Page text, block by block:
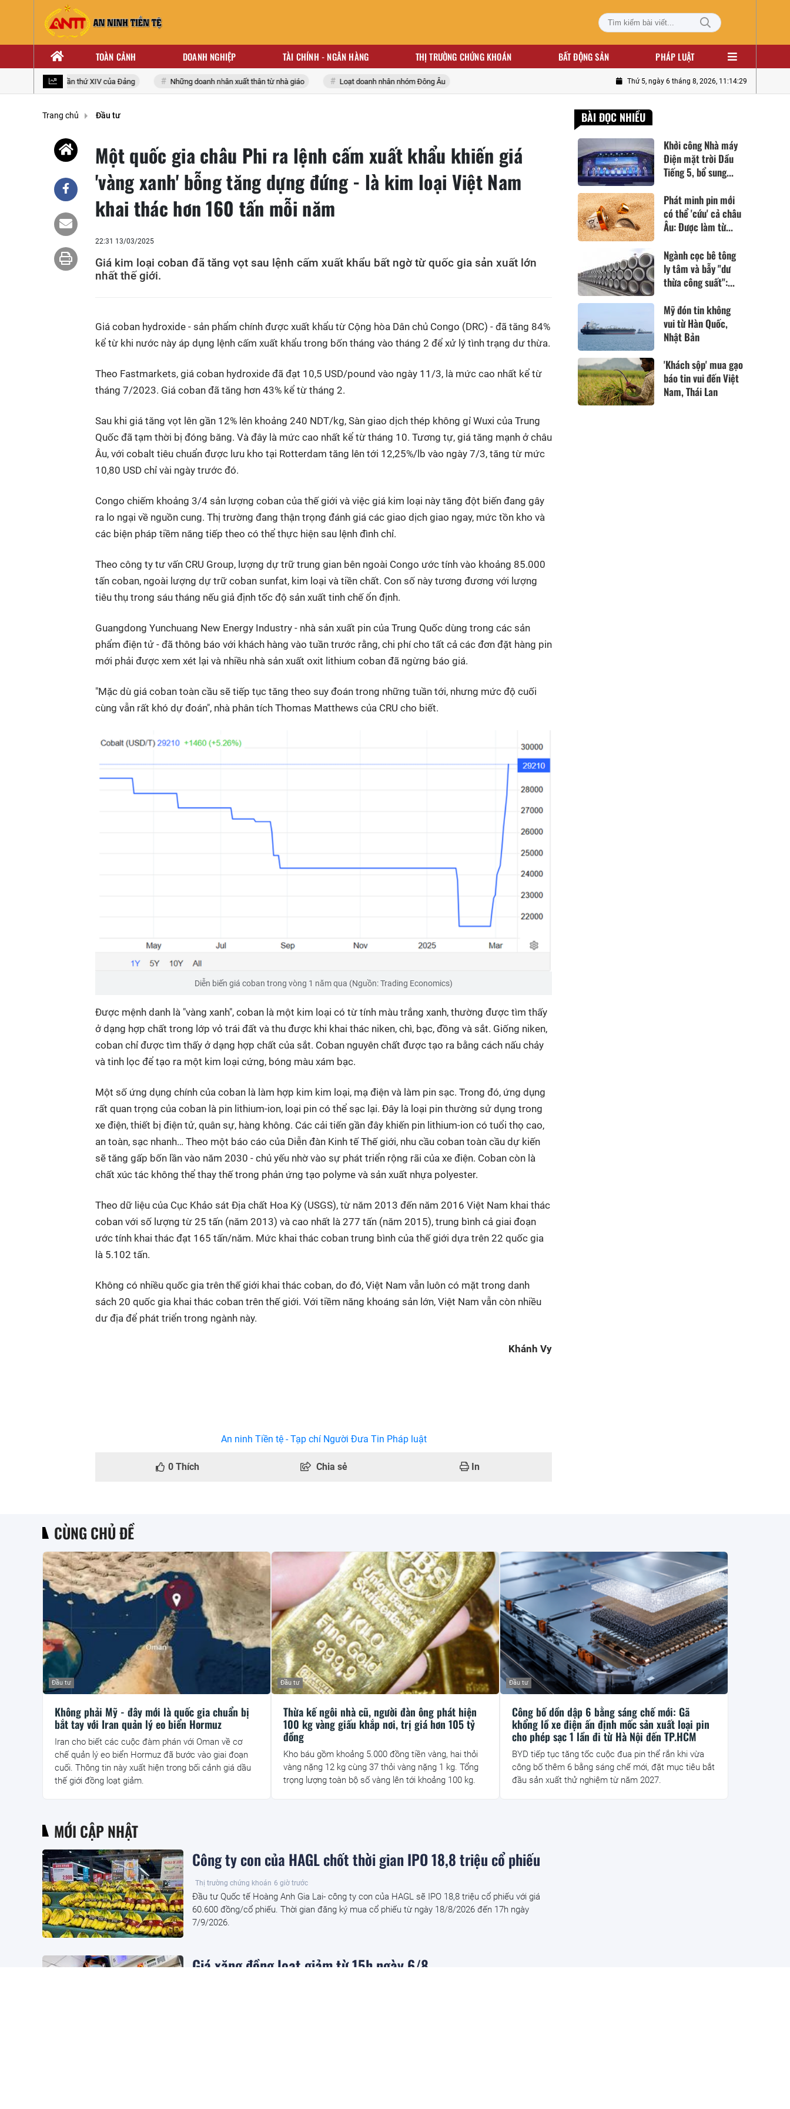
TOÀN CẢNH DOANH NGHIỆP TÀI CHÍNH - NGÂN HÀNG THỊ TRƯỜNG CHỨNG KHOÁN BẤT ĐỘNG SẢN PHÁP LUẬT
toàn quốc lần thứ XIV của Đảng Những doanh nhân xuất thân từ nhà giáo Loạt doanh nhân nhóm Đông Âu Thứ 5, ngày 6 tháng 8, 2026, 11:14:30
Trang chủ Đầu tư
Một quốc gia châu Phi ra lệnh cấm xuất khẩu khiến giá
'vàng xanh' bỗng tăng dựng đứng - là kim loại Việt Nam
khai thác hơn 160 tấn mỗi năm
22:31 13/03/2025
Giá kim loại coban đã tăng vọt sau lệnh cấm xuất khẩu bất ngờ từ quốc gia sản xuất lớn
nhất thế giới.
Giá coban hydroxide - sản phẩm chính được xuất khẩu từ Cộng hòa Dân chủ Congo (DRC) - đã tăng 84%
kể từ khi nước này áp dụng lệnh cấm xuất khẩu trong bốn tháng vào tháng 2 để xử lý tình trạng dư thừa.
Theo Fastmarkets, giá coban hydroxide đã đạt 10,5 USD/pound vào ngày 11/3, là mức cao nhất kể từ
tháng 7/2023. Giá coban đã tăng hơn 43% kể từ tháng 2.
Sau khi giá tăng vọt lên gần 12% lên khoảng 240 NDT/kg, Sàn giao dịch thép không gỉ Wuxi của Trung
Quốc đã tạm thời bị đóng băng. Và đây là mức cao nhất kể từ tháng 10. Tương tự, giá tăng mạnh ở châu
Âu, với cobalt tiêu chuẩn được lưu kho tại Rotterdam tăng lên tới 12,25%/lb vào ngày 7/3, tăng từ mức
10,80 USD chỉ vài ngày trước đó.
Congo chiếm khoảng 3/4 sản lượng coban của thế giới và việc giá kim loại này tăng đột biến đang gây
ra lo ngại về nguồn cung. Thị trường đang thận trọng đánh giá các giao dịch giao ngay, mức tồn kho và
các biện pháp tiềm năng tiếp theo có thể thực hiện sau lệnh đình chỉ.
Theo công ty tư vấn CRU Group, lượng dự trữ trung gian bên ngoài Congo ước tính vào khoảng 85.000
tấn coban, ngoài lượng dự trữ coban sunfat, kim loại và tiền chất. Con số này tương đương với lượng
tiêu thụ trong sáu tháng nếu giả định tốc độ sản xuất tinh chế ổn định.
Guangdong Yunchuang New Energy Industry - nhà sản xuất pin của Trung Quốc dùng trong các sản
phẩm điện tử - đã thông báo với khách hàng vào tuần trước rằng, chi phí cho tất cả các đơn đặt hàng pin
mới phải được xem xét lại và nhiều nhà sản xuất oxit lithium coban đã ngừng báo giá.
"Mặc dù giá coban toàn cầu sẽ tiếp tục tăng theo suy đoán trong những tuần tới, nhưng mức độ cuối
cùng vẫn rất khó dự đoán", nhà phân tích Thomas Matthews của CRU cho biết.
Diễn biến giá coban trong vòng 1 năm qua (Nguồn: Trading Economics)
Được mệnh danh là "vàng xanh", coban là một kim loại có từ tính màu trắng xanh, thường được tìm thấy
ở dạng hợp chất trong lớp vỏ trái đất và thu được khi khai thác niken, chì, bạc, đồng và sắt. Giống niken,
coban chỉ được tìm thấy ở dạng hợp chất của sắt. Coban nguyên chất được tạo ra bằng cách nấu chảy
và tinh lọc để tạo ra một kim loại cứng, bóng màu xám bạc.
Một số ứng dụng chính của coban là làm hợp kim kim loại, mạ điện và làm pin sạc. Trong đó, ứng dụng
rất quan trọng của coban là pin lithium-ion, loại pin có thể sạc lại. Đây là loại pin thường sử dụng trong
xe điện, thiết bị điện tử, quân sự, hàng không. Các cải tiến gần đây khiến pin lithium-ion có tuổi thọ cao,
an toàn, sạc nhanh… Theo một báo cáo của Diễn đàn Kinh tế Thế giới, nhu cầu coban toàn cầu dự kiến
sẽ tăng gấp bốn lần vào năm 2030 - chủ yếu nhờ vào sự phát triển rộng rãi của xe điện. Coban còn là
chất xúc tác không thể thay thế trong phản ứng tạo polyme và sản xuất nhựa polyester.
Theo dữ liệu của Cục Khảo sát Địa chất Hoa Kỳ (USGS), từ năm 2013 đến năm 2016 Việt Nam khai thác
coban với số lượng từ 25 tấn (năm 2013) và cao nhất là 277 tấn (năm 2015), trung bình cả giai đoạn
ước tính khai thác đạt 165 tấn/năm. Mức khai thác coban trung bình của thế giới dựa trên 22 quốc gia
là 5.102 tấn.
Không có nhiều quốc gia trên thế giới khai thác coban, do đó, Việt Nam vẫn luôn có mặt trong danh
sách 20 quốc gia khai thác coban trên thế giới. Với tiềm năng khoáng sản lớn, Việt Nam vẫn còn nhiều
dư địa để phát triển trong ngành này.
Khánh Vy
An ninh Tiền tệ - Tạp chí Người Đưa Tin Pháp luật
0 Thích Chia sẻ In
BÀI ĐỌC NHIỀU
Khởi công Nhà máy
Điện mặt trời Dầu
Tiếng 5, bổ sung...
Phát minh pin mới
có thể 'cứu' cả châu
Âu: Được làm từ...
Ngành cọc bê tông
ly tâm và bẫy "dư
thừa công suất":...
Mỹ đón tin không
vui từ Hàn Quốc,
Nhật Bản
'Khách sộp' mua gạo
báo tin vui đến Việt
Nam, Thái Lan
CÙNG CHỦ ĐỀ
Không phải Mỹ - đây mới là quốc gia chuẩn bị
bắt tay với Iran quản lý eo biển Hormuz
Đầu tư
Iran cho biết các cuộc đàm phán với Oman về cơ
chế quản lý eo biển Hormuz đã bước vào giai đoạn
cuối. Thông tin này xuất hiện trong bối cảnh giá dầu
thế giới đồng loạt giảm.
Thừa kế ngôi nhà cũ, người đàn ông phát hiện
100 kg vàng giấu khắp nơi, trị giá hơn 105 tỷ
đồng
Đầu tư
Kho báu gồm khoảng 5.000 đồng tiền vàng, hai thỏi
vàng nặng 12 kg cùng 37 thỏi vàng nặng 1 kg. Tổng
trọng lượng toàn bộ số vàng lên tới khoảng 100 kg.
Công bố dồn dập 6 bằng sáng chế mới: Gã
khổng lồ xe điện ấn định mốc sản xuất loại pin
cho phép sạc 1 lần đi từ Hà Nội đến TP.HCM
Đầu tư
BYD tiếp tục tăng tốc cuộc đua pin thể rắn khi vừa
công bố thêm 6 bằng sáng chế mới, đặt mục tiêu bắt
đầu sản xuất thử nghiệm từ năm 2027.
MỚI CẬP NHẬT
Công ty con của HAGL chốt thời gian IPO 18,8 triệu cổ phiếu
Thị trường chứng khoán 6 giờ trước
Đầu tư Quốc tế Hoàng Anh Gia Lai- công ty con của HAGL sẽ IPO 18,8 triệu cổ phiếu với giá
60.600 đồng/cổ phiếu. Thời gian đăng ký mua cổ phiếu từ ngày 18/8/2026 đến 17h ngày
7/9/2026.
Giá xăng đồng loạt giảm từ 15h ngày 6/8